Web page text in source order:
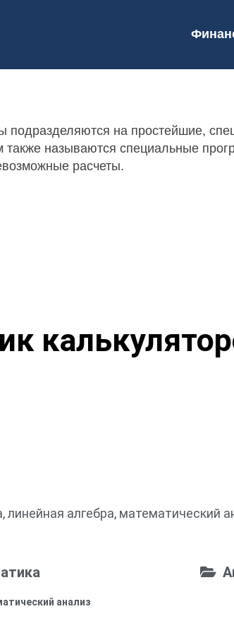
подразделяются на простейшие,
называются специальные
расчеты.
алгебра, математический
анализ